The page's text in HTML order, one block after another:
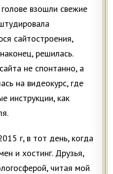
взошли свежие
сайтостроения,
решилась.
не спонтанно, а
на видеокурс, где
инструкции, как
г, в тот день, когда
и хостинг. Друзья,
читая мой